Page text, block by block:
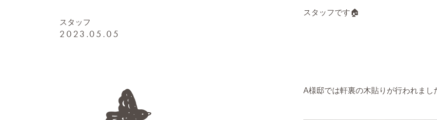
スタッフ
2023.05.05
スタッフです🏠
A様邸では軒裏の木貼りが行われまし